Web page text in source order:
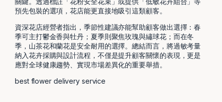
預先包裝的選項，花店能更直接地吸引這類顧客。
資深花店經營者指出，季節性建議亦能幫助顧客做出選擇：春
季可主打鬱金香與牡丹；夏季則聚焦玫瑰與繡球花；而在冬
季，山茶花和蘭花是安全耐用的選擇。總結而言，將過敏考量
納入花卉採購與設計流程，不僅是提升顧客關懷的表現，更是
應對全球健康趨勢、實現市場差異化的重要舉措。
best flower delivery service